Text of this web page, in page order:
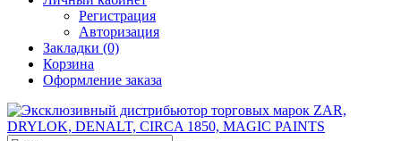
Регистрация
Авторизация
Закладки (0)
Корзина
Оформление заказа